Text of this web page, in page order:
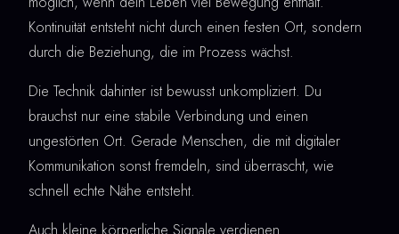
Kontinuität entsteht nicht durch einen festen Ort, sondern
durch die Beziehung, die im Prozess wächst.
Die Technik dahinter ist bewusst unkompliziert. Du
brauchst nur eine stabile Verbindung und einen
ungestörten Ort. Gerade Menschen, die mit digitaler
Kommunikation sonst fremdeln, sind überrascht, wie
schnell echte Nähe entsteht.